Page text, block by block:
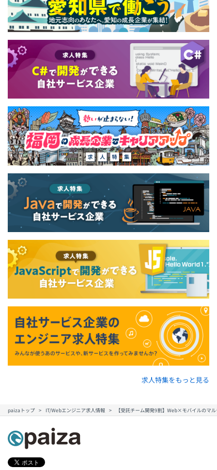
求人特集をもっと見る
paizaトップ IT/Webエンジニア求人情報 【受託チーム開発9割】Web×モバイルのマ